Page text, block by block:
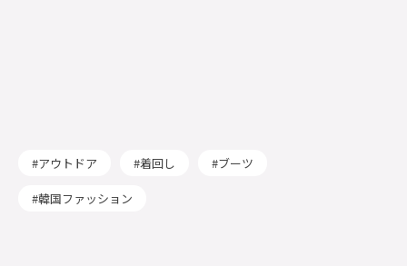
アウトドア 着回し ブーツ
韓国ファッション